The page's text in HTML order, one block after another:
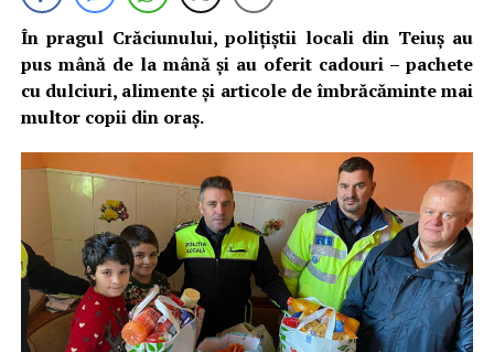
În pragul Crăciunului, polițiștii locali din Teiuș au
pus mână de la mână și au oferit cadouri – pachete
cu dulciuri, alimente și articole de îmbrăcăminte mai
multor copii din oraș.